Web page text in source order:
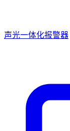
声光一体化报警器